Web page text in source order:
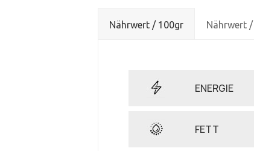
Nährwert / 100gr Nährwert
ENERGIE
FETT